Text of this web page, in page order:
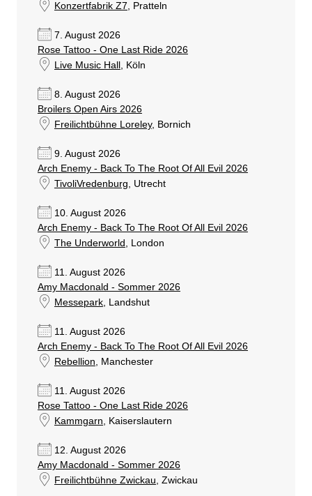
Konzertfabrik Z7, Pratteln
7. August 2026
Rose Tattoo - One Last Ride 2026
Live Music Hall , Köln
8. August 2026
Broilers Open Airs 2026
Freilichtbühne Loreley, Bornich
9. August 2026
Arch Enemy - Back To The Root Of All Evil 2026
TivoliVredenburg, Utrecht
10. August 2026
Arch Enemy - Back To The Root Of All Evil 2026
The Underworld , London
11. August 2026
Amy Macdonald - Sommer 2026
Messepark, Landshut
11. August 2026
Arch Enemy - Back To The Root Of All Evil 2026
Rebellion, Manchester
11. August 2026
Rose Tattoo - One Last Ride 2026
Kammgarn, Kaiserslautern
12. August 2026
Amy Macdonald - Sommer 2026
Freilichtbühne Zwickau, Zwickau